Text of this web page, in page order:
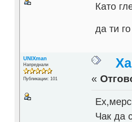
Като
да ти
UNIXman
Напреднали
Публикации: 101 «
Чак да